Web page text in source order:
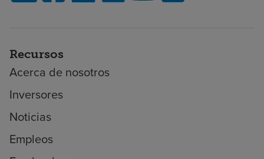
Recursos
Acerca de nosotros
Inversores
Noticias
Empleos